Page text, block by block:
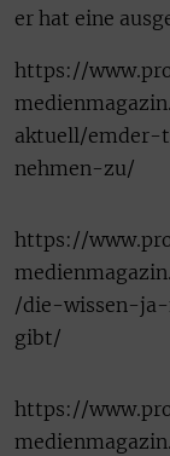
er hat eine
https://
aktuell/
nehmen-zu/
https://
/die-wissen-
gibt/
https://